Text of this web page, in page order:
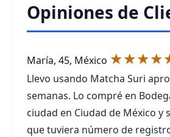
Opiniones de
María, 45, México
Llevo usando Matcha Suri
semanas. Lo compré en
ciudad en Ciudad de México y
que tuviera número de registro